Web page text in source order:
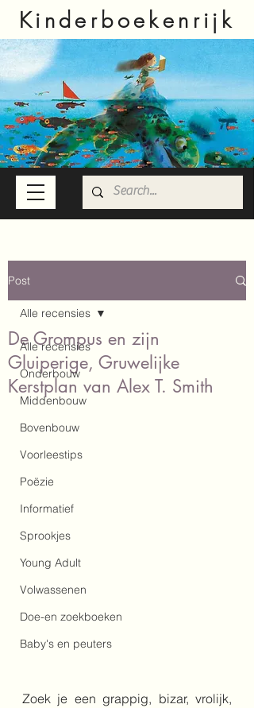
Kinderboekenrijk
Post
Alle recensies
Onderbouw
Middenbouw
Bovenbouw
Voorleestips
Poëzie
Informatief
Sprookjes
Young Adult
Volwassenen
Doe-en zoekboeken
Baby's en peuters
Alle recensies
De Grompus en zijn
Gluiperige, Gruwelijke
Kerstplan van Alex T. Smith
Zoek je een grappig, bizar, vrolijk,